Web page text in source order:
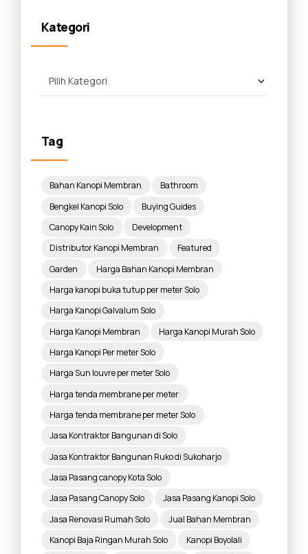
Kategori
Tag
Bahan Kanopi Membran
Bathroom
Bengkel Kanopi Solo
Buying Guides
Canopy Kain Solo
Development
Distributor Kanopi Membran
Featured
Garden
Harga Bahan Kanopi Membran
Harga kanopi buka tutup per meter Solo
Harga Kanopi Galvalum Solo
Harga Kanopi Membran
Harga Kanopi Murah Solo
Harga Kanopi Per meter Solo
Harga Sun louvre per meter Solo
Harga tenda membrane per meter
Harga tenda membrane per meter Solo
Jasa Kontraktor Bangunan di Solo
Jasa Kontraktor Bangunan Ruko di Sukoharjo
Jasa Pasang canopy Kota Solo
Jasa Pasang Canopy Solo
Jasa Pasang Kanopi Solo
Jasa Renovasi Rumah Solo
Jual Bahan Membran
Kanopi Baja Ringan Murah Solo
Kanopi Boyolali